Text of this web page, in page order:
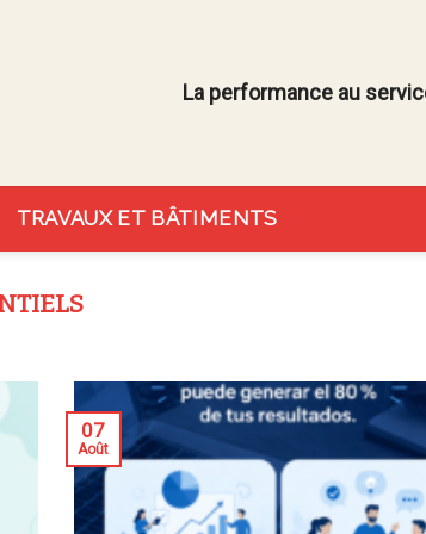
La performance au
TRAVAUX ET BÂTIMENTS
07
Août